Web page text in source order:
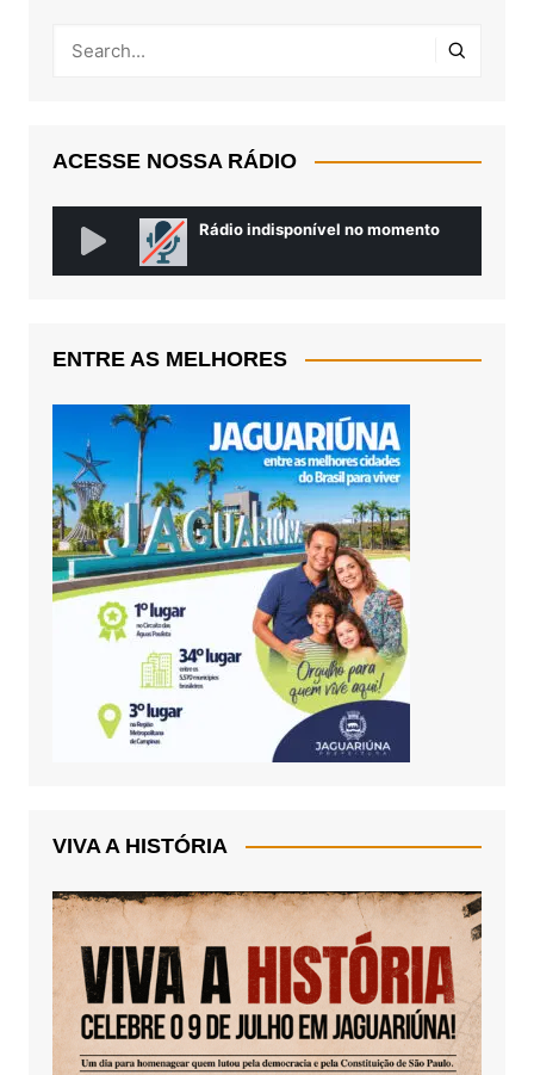
ACESSE NOSSA RÁDIO
ENTRE AS MELHORES
VIVA A HISTÓRIA